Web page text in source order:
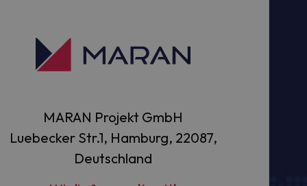
MARAN Projekt GmbH
Luebecker Str.1, Hamburg, 22087,
Deutschland